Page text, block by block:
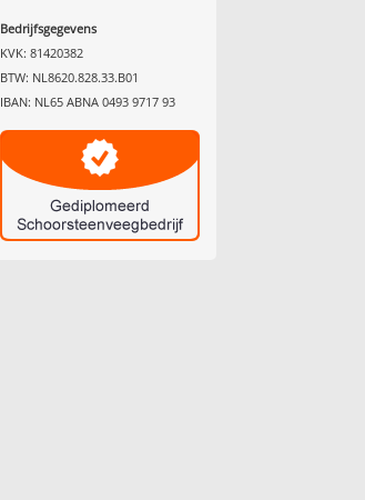
Bedrijfsgegevens
KVK: 81420382
BTW: NL8620.828.33.B01
IBAN: NL65 ABNA 0493 9717 93